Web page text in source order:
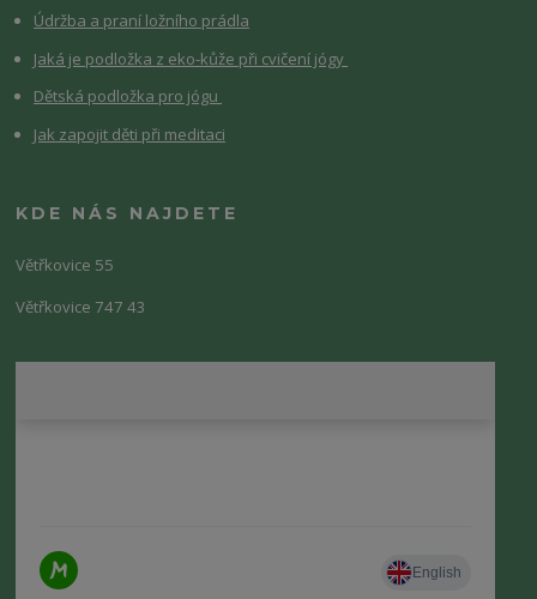
Údržba a praní ložního prádla
Jaká je podložka z eko-kůže při cvičení jógy
Dětská podložka pro jógu
Jak zapojit děti při meditaci
KDE NÁS NAJDETE
Větřkovice 55
Větřkovice 747 43